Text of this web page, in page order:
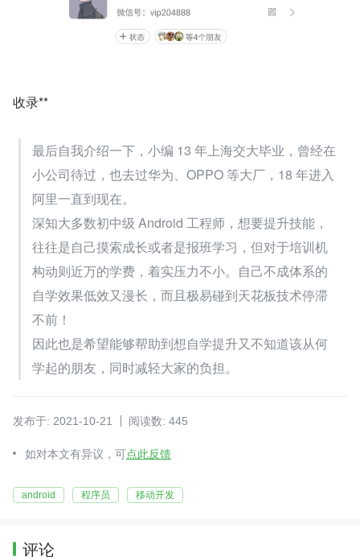
收录**
最后自我介绍一下，小编 13 年上海交大毕业，曾经在
小公司待过，也去过华为、OPPO 等大厂，18 年进入
阿里一直到现在。
深知大多数初中级 Android 工程师，想要提升技能，
往往是自己摸索成长或者是报班学习，但对于培训机
构动则近万的学费，着实压力不小。自己不成体系的
自学效果低效又漫长，而且极易碰到天花板技术停滞
不前！
因此也是希望能够帮助到想自学提升又不知道该从何
学起的朋友，同时减轻大家的负担。
发布于: 2021-10-21 阅读数: 445
如对本文有异议，可点此反馈
android 程序员 移动开发
评论